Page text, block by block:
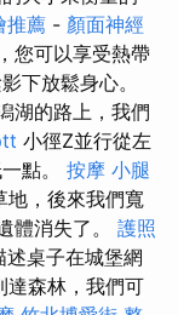
推薦 - 顏面神經
您可以享受熱帶
下放鬆身心。
湖的路上，我們
小徑Z並行從左
點。 按摩 小腿
地，後來我們寬
體消失了。 護照
述桌子在城堡網
達森林，我們可